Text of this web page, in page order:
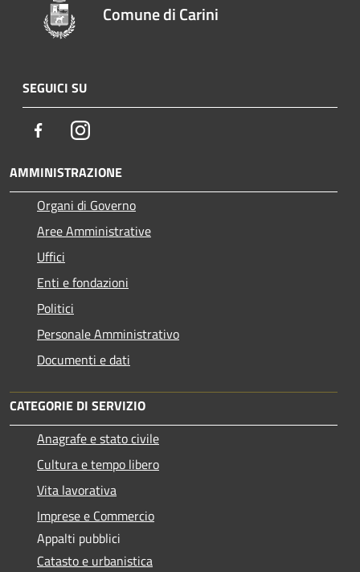
Comune di Carini
SEGUICI SU
FacebookInstagram
AMMINISTRAZIONE
Organi di Governo
Aree Amministrative
Uffici
Enti e fondazioni
Politici
Personale Amministrativo
Documenti e dati
CATEGORIE DI SERVIZIO
Anagrafe e stato civile
Cultura e tempo libero
Vita lavorativa
Imprese e Commercio
Appalti pubblici
Catasto e urbanistica